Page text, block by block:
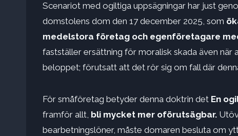
Scenariot med ogiltiga uppsägningar har just
domstolens dom den 17 december 2025, som
medelstora företag och egenföretagare
fastställer ersättning för moralisk skada även
beloppet; förutsatt att det rör sig om fall där
För småföretag betyder denna doktrin det En
framför allt, bli mycket mer oförutsägbar.
bearbetningslöner, måste domaren besluta om